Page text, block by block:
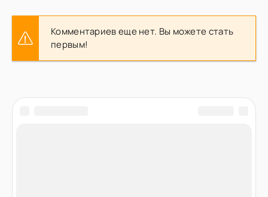
Комментариев еще нет. Вы можете стать
первым!